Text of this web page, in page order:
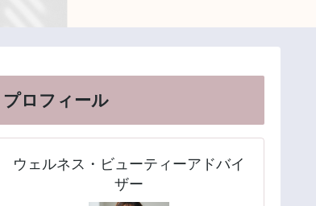
プロフィール
ウェルネス・ビューティーアドバイ
ザー